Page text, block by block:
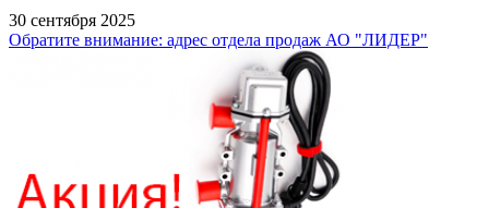
30 сентября 2025
Обратите внимание: адрес отдела продаж АО "ЛИДЕР"